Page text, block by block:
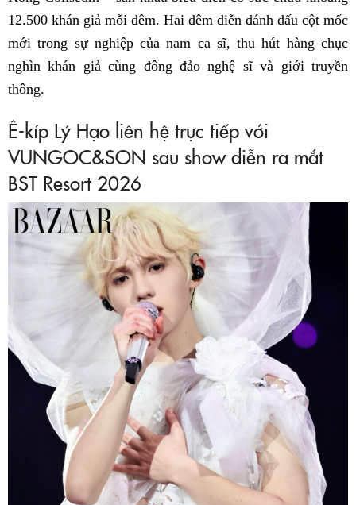
12.500 khán giả mỗi đêm. Hai đêm diễn đánh dấu cột mốc
mới trong sự nghiệp của nam ca sĩ, thu hút hàng chục
nghìn khán giả cùng đông đảo nghệ sĩ và giới truyền
thông.
Ê-kíp Lý Hạo liên hệ trực tiếp với
VUNGOC&SON sau show diễn ra mắt
BST Resort 2026